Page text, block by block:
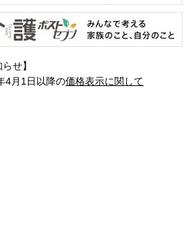
らせ】
4月1日以降の価格表示に関して